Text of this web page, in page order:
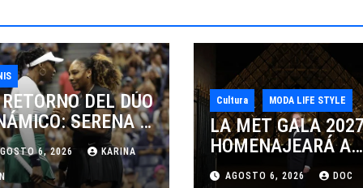
DEL DÚO
SERENA Y
WILLIAMS
LOS
EN
6, 2026 KARINA
Cultura MODA LIFE STYLE
LA MET GALA
HOMENAJEARÁ A
JOHN GALLIANO
AGOSTO 6, 2026 DOC